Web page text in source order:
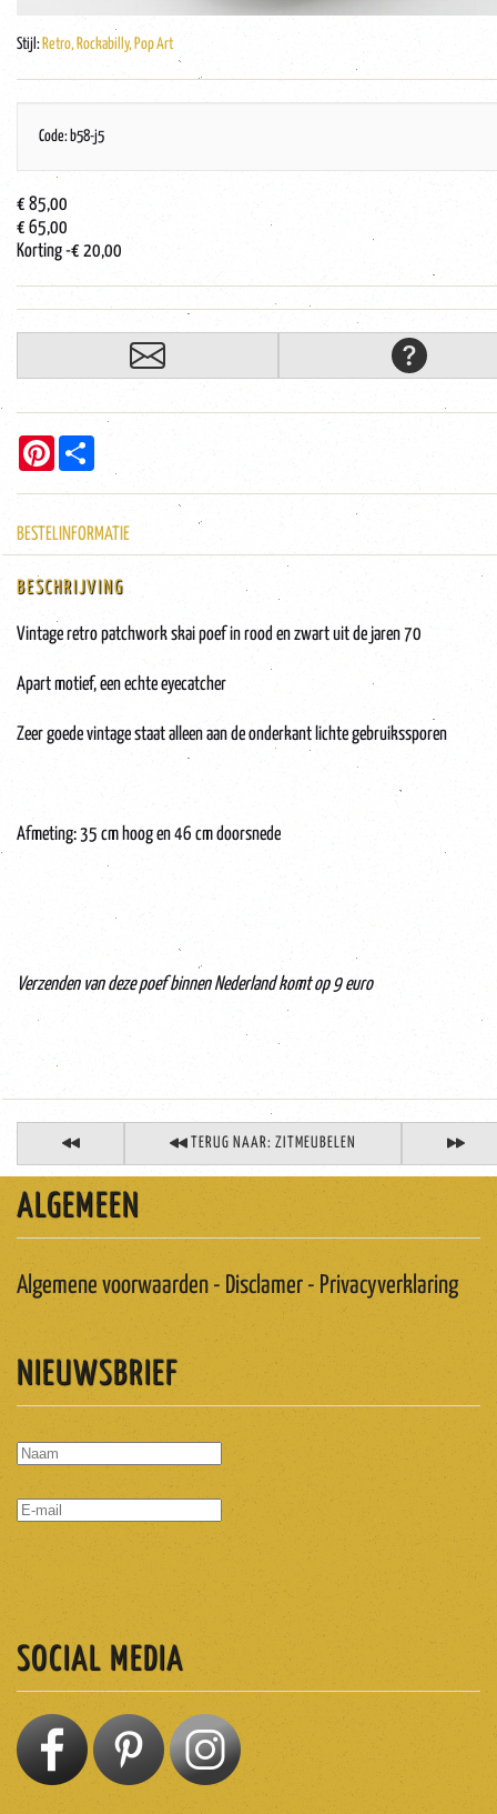
Stijl:Retro, Rockabilly, Pop Art
Code: b58-j5
€ 85,00
€ 65,00
Korting-€ 20,00
Pinterest
BESTELINFORMATIE
BESCHRIJVING
Vintage retro patchwork skai poef in rood en zwart uit de jaren 70
Apart motief, een echte eyecatcher
Zeer goede vintage staat alleen aan de onderkant lichte gebruikssporen
Afmeting: 35 cm hoog en 46 cm doorsnede
Verzenden van deze poef binnen Nederland komt op 9 euro
TERUG NAAR: ZITMEUBELEN
ALGEMEEN
Algemene voorwaarden - Disclamer - Privacyverklaring
NIEUWSBRIEF
SOCIAL MEDIA